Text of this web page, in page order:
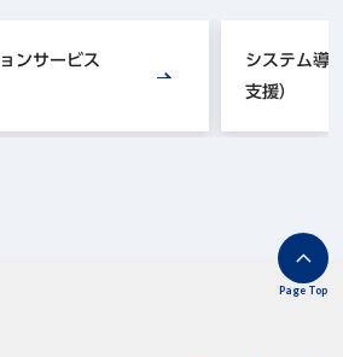
ンサービス
システム導
支援）
Page Top